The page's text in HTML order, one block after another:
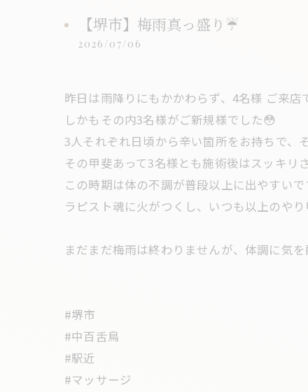
【堺市】梅雨真っ盛り☔️
2026/07/06
昨日は雨降りにもかかわらず、4名様 ご来
しかもその内3名様がご新規様でした😳
3人それぞれ日頃から辛い箇所をお持ちで、
その甲斐あって3名様とも施術後はスッキ
この時期は体の不調が普段以上に出やすい
ラピスト魂に火がつくし、いつも以上のや
まだまだ梅雨は終わりませんが、体調に気
#堺市
#中百舌鳥
#駅近
#マッサージ